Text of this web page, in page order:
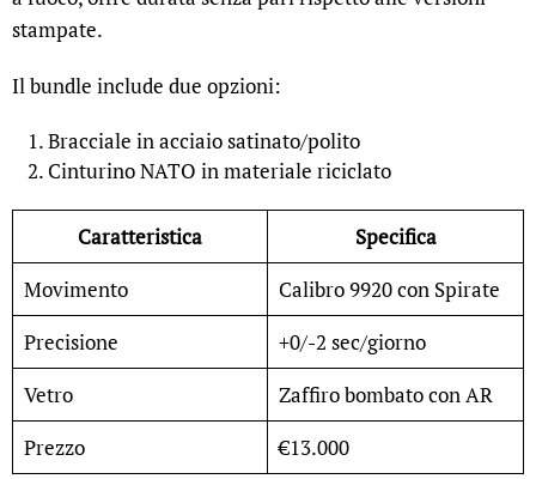
stampate.
Il bundle include due opzioni:
Bracciale in acciaio satinato/polito
Cinturino NATO in materiale riciclato
Caratteristica
Specifica
Movimento
Calibro 9920 con Spirate
Precisione
+0/-2 sec/giorno
Vetro
Zaffiro bombato con AR
Prezzo
€13.000